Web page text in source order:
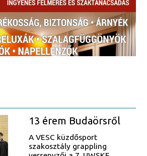
13 érem Budaörsről
A VESC küzdősport
szakosztály grappling